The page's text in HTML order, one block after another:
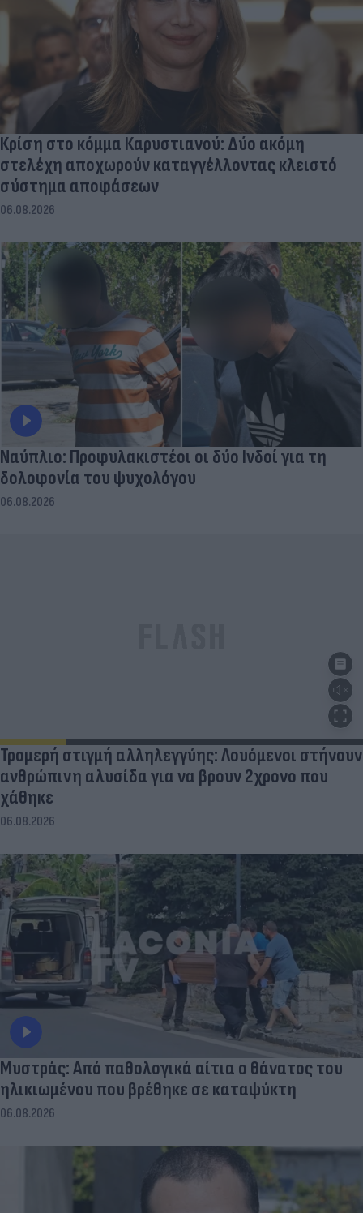
Κρίση στο κόμμα Καρυστιανού: Δύο ακόμη
στελέχη αποχωρούν καταγγέλλοντας κλειστό
σύστημα αποφάσεων
06.08.2026
Ναύπλιο: Προφυλακιστέοι οι δύο Ινδοί για τη
δολοφονία του ψυχολόγου
06.08.2026
Τρομερή στιγμή αλληλεγγύης: Λουόμενοι στήνουν
ανθρώπινη αλυσίδα για να βρουν 2χρονο που
χάθηκε
06.08.2026
Μυστράς: Από παθολογικά αίτια ο θάνατος του
ηλικιωμένου που βρέθηκε σε καταψύκτη
06.08.2026